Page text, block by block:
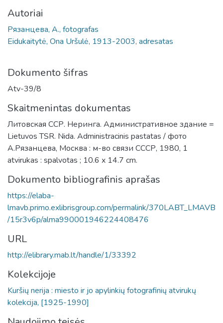
Autoriai
Рязанцева, A., fotografas
Eidukaitytė, Ona Uršulė, 1913-2003, adresatas
Dokumento šifras
Atv-39/8
Skaitmenintas dokumentas
Литовская ССР. Неринга. Административное здание =
Lietuvos TSR. Nida. Administracinis pastatas / фото
А.Рязанцева, Москва : м-во связи СССР, 1980, 1
atvirukas : spalvotas ; 10.6 x 14.7 cm.
Dokumento bibliografinis aprašas
https://elaba-
lmavb.primo.exlibrisgroup.com/permalink/370LABT_LMAVB
/15r3v6p/alma990001946224408476
URL
http://elibrary.mab.lt/handle/1/33392
Kolekcijoje
Kuršių nerija : miesto ir jo apylinkių fotografinių atvirukų
kolekcija, [1925-1990]